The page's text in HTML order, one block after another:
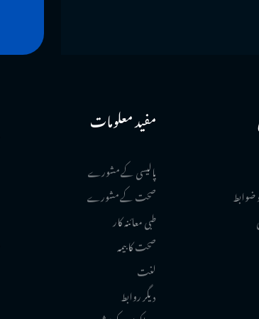
ضوابط
مفید معلومات
پالیسی کے مشورے
صحت کے مشورے
طبی معائنہ کار
صحت کا بیمہ
لغت
دیگر روابط